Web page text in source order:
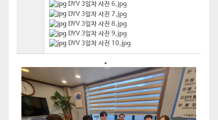
DYV 3일차 사진 6.jpg
DYV 3일차 사진 7.jpg
DYV 3일차 사진 8.jpg
DYV 3일차 사진 9.jpg
DYV 3일차 사진 10.jpg